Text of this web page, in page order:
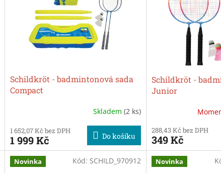
Schildkröt - badmintonová sada
Compact
Skladem (2 ks)
1 652,07 Kč bez DPH
1 999 Kč Do košíku
Schildkröt -
Junior
288,43 Kč bez DPH
349 Kč
Novinka Kód: SCHILD_970912 Novinka